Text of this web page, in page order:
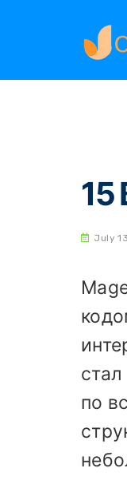
Home
15
July
по